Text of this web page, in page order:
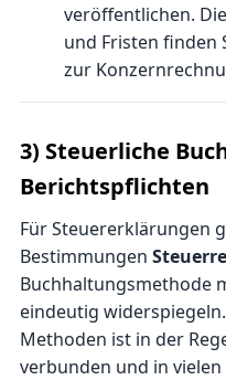
veröffentlichen.
und Fristen finden
zur
3) Steuerliche
Berichtspflichten
Für Steuererklärungen
Bestimmungen
Buchhaltungsmethode
eindeutig
Methoden ist in der
verbunden und in vielen